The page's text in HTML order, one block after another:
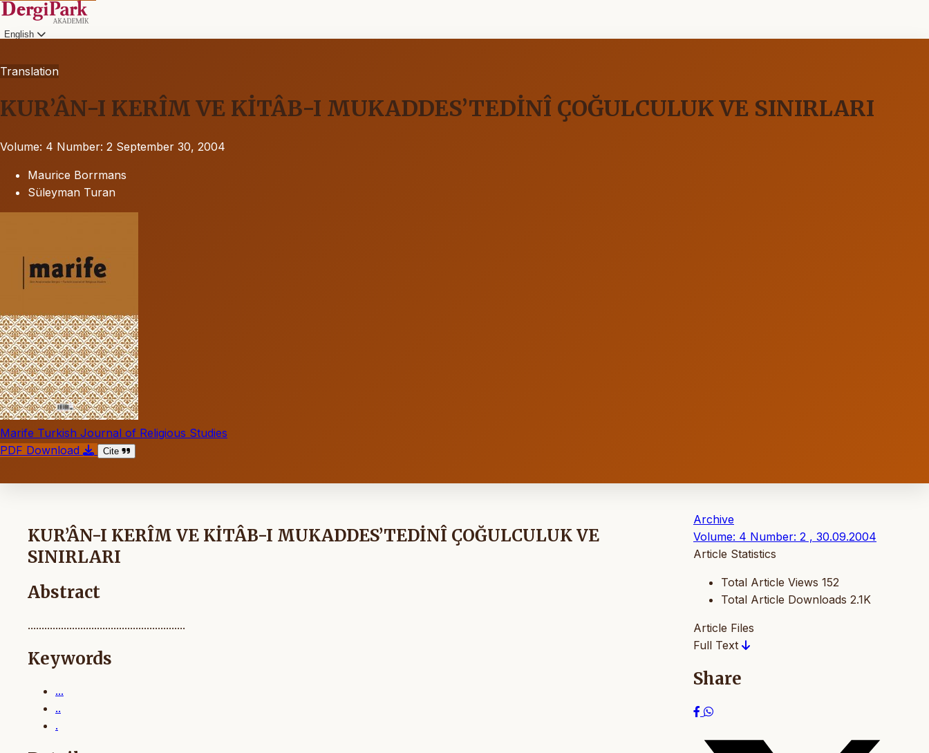
English
Translation
KUR’ÂN-I KERÎM VE KİTÂB-I MUKADDES’TEDİNÎ ÇOĞULCULUK VE SINIRLARI
Volume: 4 Number: 2 September 30, 2004
Maurice Borrmans
Süleyman Turan
Marife Turkish Journal of Religious Studies
PDF Download
Cite
KUR’ÂN-I KERÎM VE KİTÂB-I MUKADDES’TEDİNÎ ÇOĞULCULUK VE
SINIRLARI
Abstract
.........................................................
Keywords
...
..
.
Archive
Volume: 4 Number: 2 , 30.09.2004
Article Statistics
Total Article Views 152
Total Article Downloads 2.1K
Article Files
Full Text
Share